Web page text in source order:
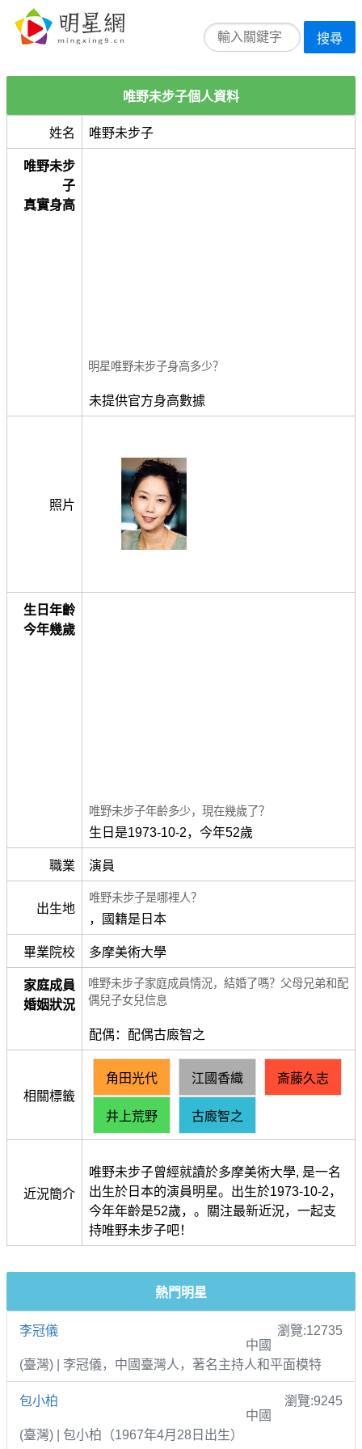
搜尋
唯野未步子個人資料
姓名 唯野未步子
唯野未步
子
真實身高
明星唯野未步子身高多少？
未提供官方身高數據
照片
生日年齡
今年幾歲
唯野未步子年齡多少，現在幾歲了？
生日是1973-10-2，今年52歲
職業 演員
出生地
唯野未步子是哪裡人？
，國籍是日本
畢業院校 多摩美術大學
家庭成員
婚姻狀況
唯野未步子家庭成員情況，結婚了嗎？父母兄弟和配
偶兒子女兒信息
配偶：配偶古廄智之
相關標籤
角田光代 江國香織 斎藤久志
井上荒野 古廄智之
近況簡介
唯野未步子曾經就讀於多摩美術大學, 是一名
出生於日本的演員明星。出生於1973-10-2，
今年年齡是52歲，。關注最新近況，一起支
持唯野未步子吧！
熱門明星
李冠儀
瀏覽:12735
中國
(臺灣) | 李冠儀，中國臺灣人，著名主持人和平面模特
包小柏
瀏覽:9245
中國
(臺灣) | 包小柏（1967年4月28日出生）